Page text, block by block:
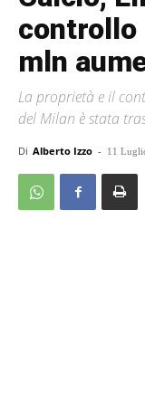
controllo
mln
La proprietà e il
del Milan è stata
Di Alberto Izzo - 11